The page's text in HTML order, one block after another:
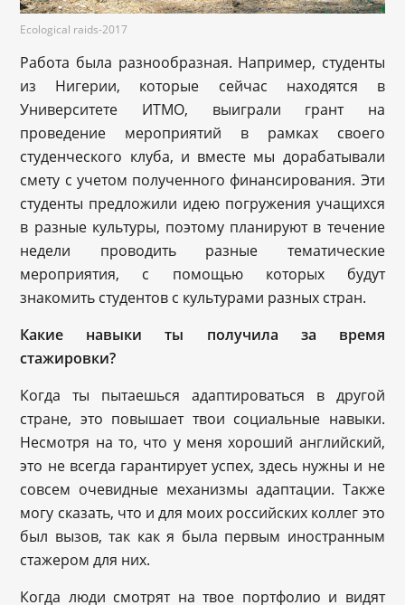
Ecological raids-2017
Работа была разнообразная. Например, студенты
из Нигерии, которые сейчас находятся в
Университете ИТМО, выиграли грант на
проведение мероприятий в рамках своего
студенческого клуба, и вместе мы дорабатывали
смету с учетом полученного финансирования. Эти
студенты предложили идею погружения учащихся
в разные культуры, поэтому планируют в течение
недели проводить разные тематические
мероприятия, с помощью которых будут
знакомить студентов с культурами разных стран.
Какие навыки ты получила за время
стажировки?
Когда ты пытаешься адаптироваться в другой
стране, это повышает твои социальные навыки.
Несмотря на то, что у меня хороший английский,
это не всегда гарантирует успех, здесь нужны и не
совсем очевидные механизмы адаптации. Также
могу сказать, что и для моих российских коллег это
был вызов, так как я была первым иностранным
стажером для них.
Когда люди смотрят на твое портфолио и видят